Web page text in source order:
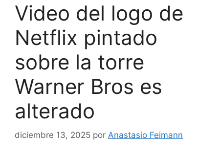
Video del logo de
Netflix pintado
sobre la torre
Warner Bros es
alterado
diciembre 13, 2025 por Anastasio Feimann